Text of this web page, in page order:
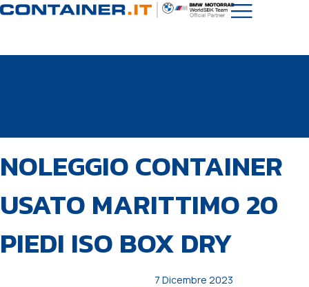
IN:
NOLEGGIO CONTAINER
USATO MARITTIMO 20
PIEDI ISO BOX DRY
il:
7 Dicembre 2023